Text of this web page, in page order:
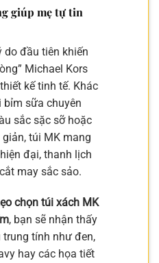
giúp mẹ tự tin
do đầu tiên khiến
Michael Kors
kế tinh tế. Khác
sữa chuyên
sắc sặc sỡ hoặc
túi MK mang
đại, thanh lịch
may sắc sảo.
chọn túi xách MK
, bạn sẽ nhận thấy
tính như đen,
hay các họa tiết